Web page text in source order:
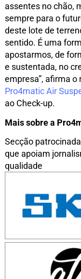
assentes no chão,
sempre para o
deste lote de
sentido. É uma
apostarmos, de
e sustentada, no
empresa”, afirma o
Pro4matic Air
ao Check-up.
Mais sobre a
Secção
que apoiam
qualidade